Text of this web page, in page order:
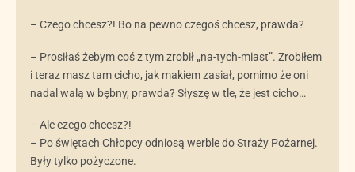
– Czego chcesz?! Bo na pewno czegoś chcesz, prawda?
– Prosiłaś żebym coś z tym zrobił „na-tych-miast”. Zrobiłem
i teraz masz tam cicho, jak makiem zasiał, pomimo że oni
nadal walą w bębny, prawda? Słyszę w tle, że jest cicho…
– Ale czego chcesz?!
– Po świętach Chłopcy odniosą werble do Straży Pożarnej.
Były tylko pożyczone.